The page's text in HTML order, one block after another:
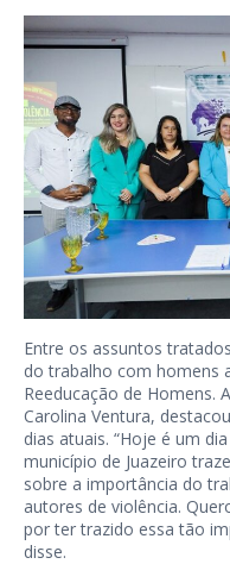
Entre os assuntos
do trabalho com homens
Reeducação de Homens.
Carolina Ventura,
dias atuais. “Hoje é um
município de Juazeiro
sobre a importância do
autores de violência.
por ter trazido essa tão
disse.